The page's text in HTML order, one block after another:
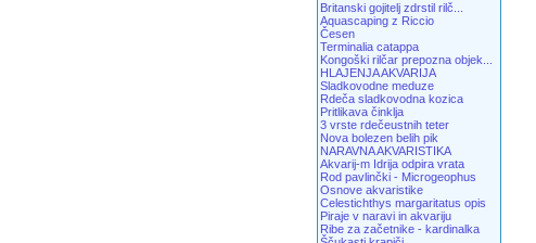
Britanski gojitelj zdrstil rilč...
Aquascaping z Riccio
Česen
Terminalia catappa
Kongoški rilčar prepozna objek...
HLAJENJA AKVARIJA
Sladkovodne meduze
Rdeča sladkovodna kozica
Pritlikava činklja
3 vrste rdečeustnih teter
Nova bolezen belih pik
NARAVNA AKVARISTIKA
Akvarij-m Idrija odpira vrata
Rod pavlinčki - Microgeophus
Osnove akvaristike
Celestichthys margaritatus opis
Piraje v naravi in akvariju
Ribe za začetnike - kardinalka